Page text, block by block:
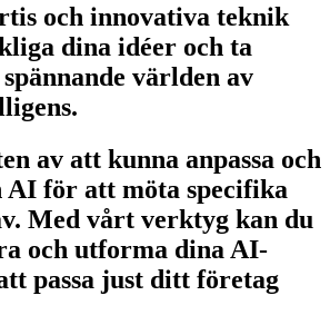
och innovativa teknik
dina idéer och ta
världen av
av att kunna anpassa och
AI för att möta specifika
Med vårt verktyg kan du
och utforma dina AI-
passa just ditt företag